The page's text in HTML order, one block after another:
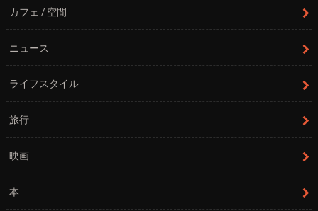
カフェ / 空間
ニュース
ライフスタイル
旅行
映画
本